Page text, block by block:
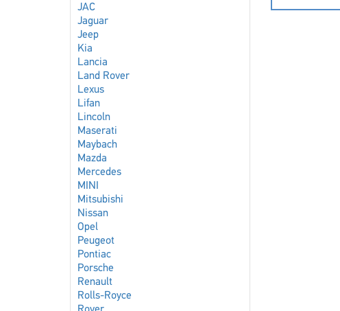
JAC
Jaguar
Jeep
Kia
Lancia
Land Rover
Lexus
Lifan
Lincoln
Maserati
Maybach
Mazda
Mercedes
MINI
Mitsubishi
Nissan
Opel
Peugeot
Pontiac
Porsche
Renault
Rolls-Royce